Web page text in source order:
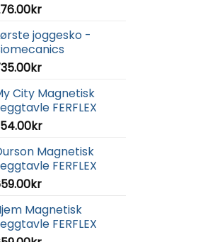
kr
joggesko -
kr
City Magnetisk
FERFLEX
kr
Magnetisk
FERFLEX
kr
Magnetisk
FERFLEX